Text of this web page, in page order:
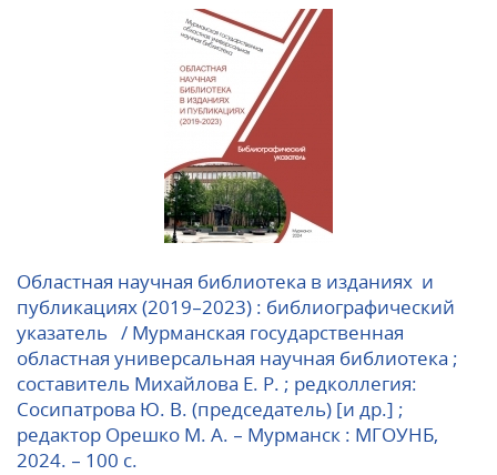
Областная научная библиотека в изданиях и
публикациях (2019–2023) : библиографический
указатель / Мурманская государственная
областная универсальная научная библиотека ;
составитель Михайлова Е. Р. ; редколлегия:
Сосипатрова Ю. В. (председатель) [и др.] ;
редактор Орешко М. А. – Мурманск : МГОУНБ,
2024. – 100 с.